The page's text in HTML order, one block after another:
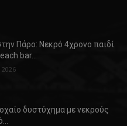
Πάρο: Νεκρό 4χρονο παιδί
bar…
δυστύχημα με νεκρούς